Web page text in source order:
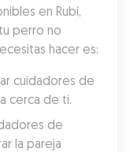
en Rubí,
perro no
hacer es:
cuidadores de
cerca de ti.
de
la pareja